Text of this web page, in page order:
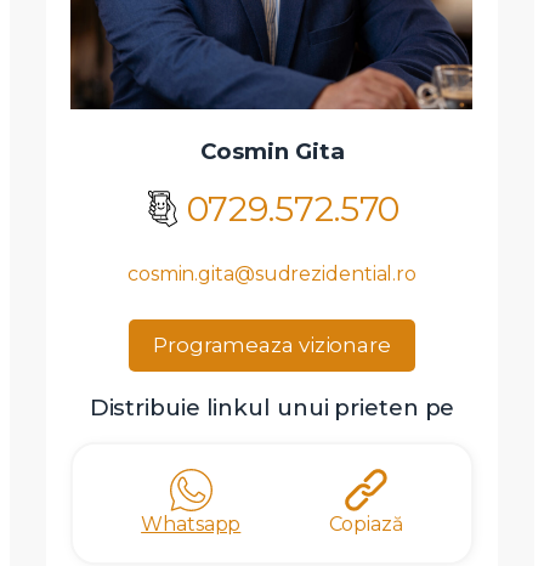
Cosmin Gita
0729.572.570
cosmin.gita@sudrezidential.ro
Programeaza vizionare
Distribuie linkul unui prieten pe
Whatsapp Copiază